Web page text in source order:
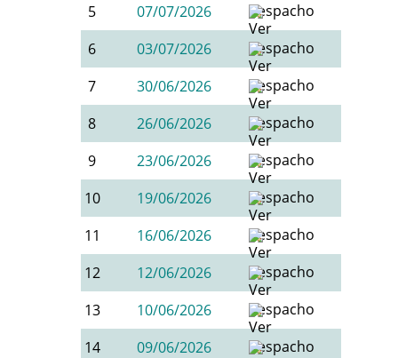
5
07/07/2026
6
03/07/2026
7
30/06/2026
8
26/06/2026
9
23/06/2026
10
19/06/2026
11
16/06/2026
12
12/06/2026
13
10/06/2026
14
09/06/2026